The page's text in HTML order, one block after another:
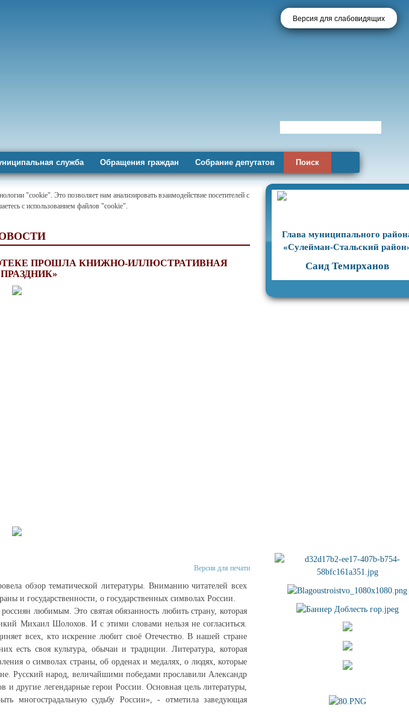
Версия для слабовидящих
служба Обращения граждан Собрание депутатов Поиск
"cookie". Это позволяет нам анализировать взаимодействие посетителей с
с использованием файлов "cookie".
ПРОШЛА КНИЖНО-ИЛЛЮСТРАТИВНАЯ
Версия для печати
обзор тематической литературы. Вниманию читателей всех
и государственности, о государственных символах России.
любимым. Это святая обязанность любить страну, которая
Михаил Шолохов. И с этими словами нельзя не согласиться.
всех, кто искренне любит своё Отечество. В нашей стране
есть своя культура, обычаи и традиции. Литература, которая
о символах страны, об орденах и медалях, о людях, которые
Русский народ, величайшими победами прославили Александр
другие легендарные герои России. Основная цель литературы,
многострадальную судьбу России», - отметила заведующая
Глава муниципального
«Сулейман-Стальский
Саид Темирханов